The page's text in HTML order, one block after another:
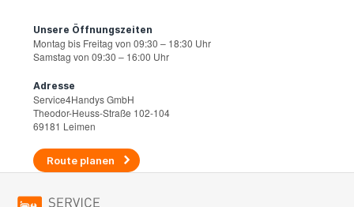
Unsere Öffnungszeiten
Montag bis Freitag von 09:30 – 18:30 Uhr
Samstag von 09:30 – 16:00 Uhr
Adresse
Service4Handys GmbH
Theodor-Heuss-Straße 102-104
69181 Leimen
Route planen